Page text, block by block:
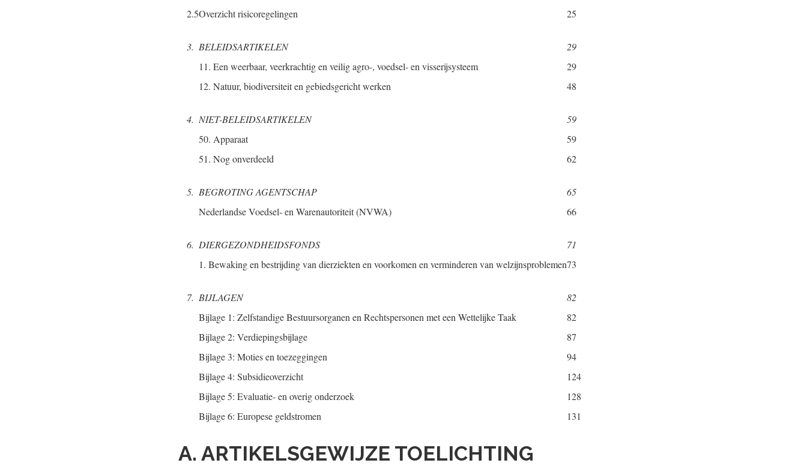
2.5Overzicht risicoregelingen 25
3. BELEIDSARTIKELEN
29
11. Een weerbaar, veerkrachtig en veilig agro-, voedsel- en visserijsysteem
29
12. Natuur, biodiversiteit en gebiedsgericht werken
48
4. NIET-BELEIDSARTIKELEN
59
50. Apparaat
59
51. Nog onverdeeld
62
5. BEGROTING AGENTSCHAP
65
Nederlandse Voedsel- en Warenautoriteit (NVWA)
66
6. DIERGEZONDHEIDSFONDS
71
1. Bewaking en bestrijding van dierziekten en voorkomen en verminderen van welzijnsproblemen73
7. BIJLAGEN
82
Bijlage 1: Zelfstandige Bestuursorganen en Rechtspersonen met een Wettelijke Taak
82
Bijlage 2: Verdiepingsbijlage
87
Bijlage 3: Moties en toezeggingen
94
Bijlage 4: Subsidieoverzicht
124
Bijlage 5: Evaluatie- en overig onderzoek
128
Bijlage 6: Europese geldstromen
131
A. ARTIKELSGEWIJZE TOELICHTING